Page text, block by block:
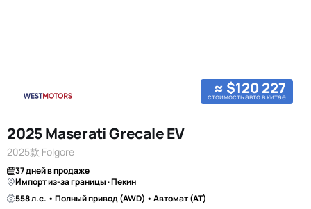
≈ $120 227
стоимость авто в китае
2025 Maserati Grecale EV
2025款 Folgore
37 дней в продаже
Импорт из-за границы · Пекин
558 л.с. • Полный привод (AWD) • Автомат (AT)